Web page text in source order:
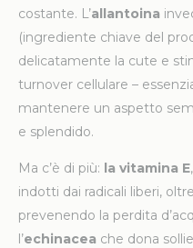
costante. L’allantoina
(ingrediente chiave del
delicatamente la cute e
turnover cellulare –
mantenere un aspetto
e splendido.
Ma c’è di più: la vitamina E
indotti dai radicali liberi,
prevenendo la perdita
l’echinacea che dona